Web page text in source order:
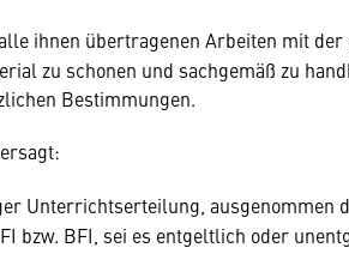
ihnen übertragenen Arbeiten mit
zu schonen und sachgemäß zu
Bestimmungen.
Unterrichtserteilung, ausgenommen
bzw. BFI, sei es entgeltlich oder